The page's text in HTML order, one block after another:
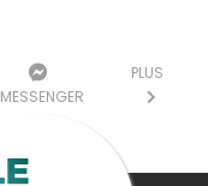
MESSENGER
PLUS